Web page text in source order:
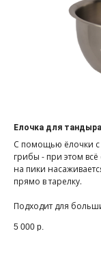
Елочка для
С помощью ёлочки с
грибы - при этом
на пики
прямо в тарелку.
Подходит для
5 000 р.